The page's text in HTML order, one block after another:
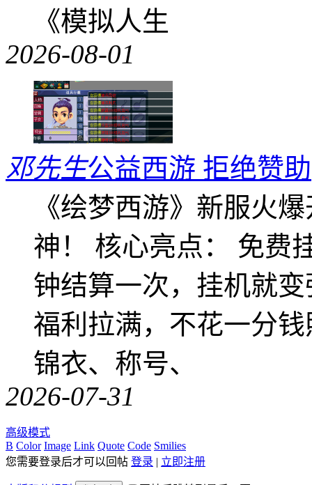
《模拟人生
2026-08-01
邓先生公益西游 拒绝赞助
《绘梦西游》新服火
神！ 核心亮点： 免费
钟结算一次，挂机就
福利拉满，不花一分
锦衣、称号、
2026-07-31
高级模式
B Color Image Link Quote Code Smilies
您需要登录后才可以回帖 登录 | 立即注册